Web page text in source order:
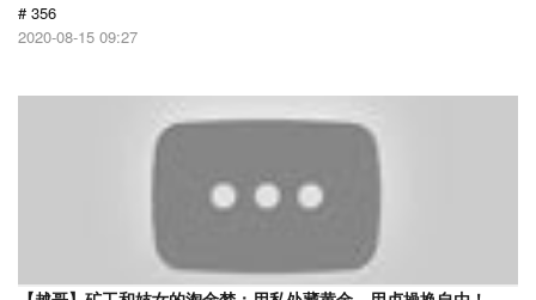
# 356
2020-08-15 09:27